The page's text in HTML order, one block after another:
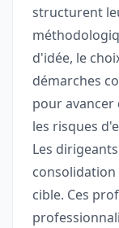
structurent
d'idée, le
démarches
pour
les risques
Les
cible. Ces